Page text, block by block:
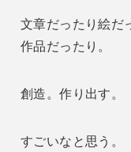
文章だったり絵だ
作品だったり。
創造。作り出す。
すごいなと思う。